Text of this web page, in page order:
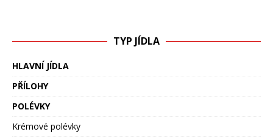
TYP JÍDLA
HLAVNÍ JÍDLA
PŘÍLOHY
POLÉVKY
Krémové polévky